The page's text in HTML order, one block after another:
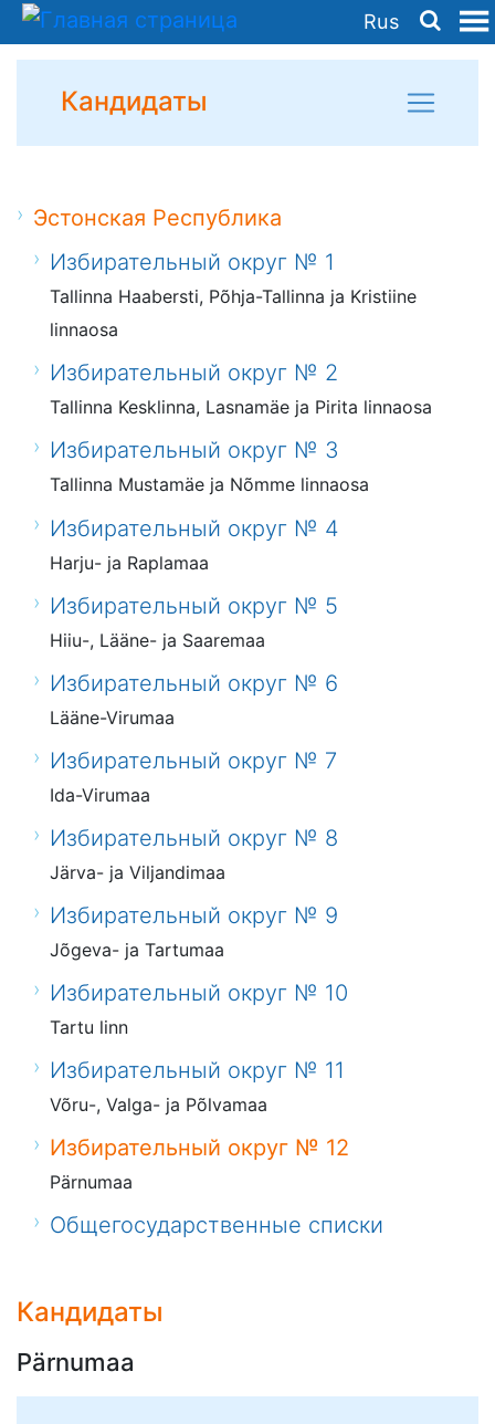
Rus
Кандидаты
Эстонская Республика
Избирательный округ № 1
Tallinna Haabersti, Põhja-Tallinna ja Kristiine
linnaosa
Избирательный округ № 2
Tallinna Kesklinna, Lasnamäe ja Pirita linnaosa
Избирательный округ № 3
Tallinna Mustamäe ja Nõmme linnaosa
Избирательный округ № 4
Harju- ja Raplamaa
Избирательный округ № 5
Hiiu-, Lääne- ja Saaremaa
Избирательный округ № 6
Lääne-Virumaa
Избирательный округ № 7
Ida-Virumaa
Избирательный округ № 8
Järva- ja Viljandimaa
Избирательный округ № 9
Jõgeva- ja Tartumaa
Избирательный округ № 10
Tartu linn
Избирательный округ № 11
Võru-, Valga- ja Põlvamaa
Избирательный округ № 12
Pärnumaa
Общегосударственные списки
Кандидаты
Pärnumaa